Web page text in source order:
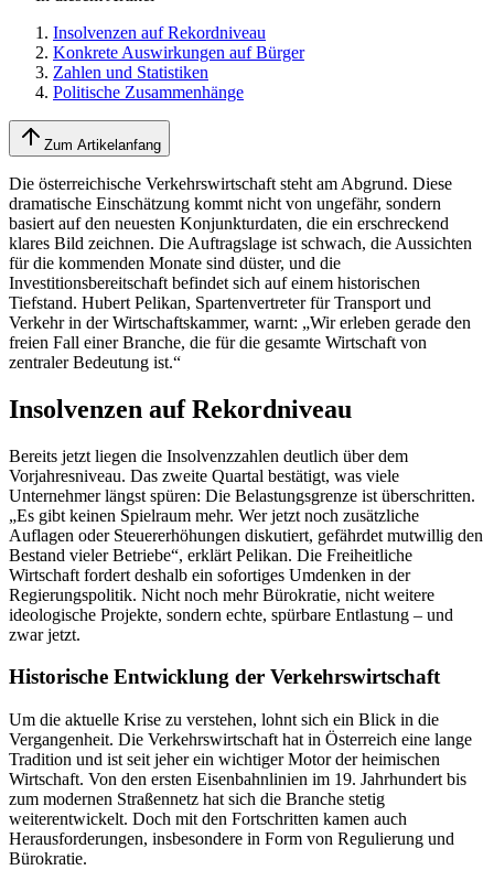
Insolvenzen auf Rekordniveau
Konkrete Auswirkungen auf Bürger
Zahlen und Statistiken
Politische Zusammenhänge
Zum Artikelanfang
Die österreichische Verkehrswirtschaft steht am Abgrund. Diese
dramatische Einschätzung kommt nicht von ungefähr, sondern
basiert auf den neuesten Konjunkturdaten, die ein erschreckend
klares Bild zeichnen. Die Auftragslage ist schwach, die Aussichten
für die kommenden Monate sind düster, und die
Investitionsbereitschaft befindet sich auf einem historischen
Tiefstand. Hubert Pelikan, Spartenvertreter für Transport und
Verkehr in der Wirtschaftskammer, warnt: „Wir erleben gerade den
freien Fall einer Branche, die für die gesamte Wirtschaft von
zentraler Bedeutung ist.“
Insolvenzen auf Rekordniveau
Bereits jetzt liegen die Insolvenzzahlen deutlich über dem
Vorjahresniveau. Das zweite Quartal bestätigt, was viele
Unternehmer längst spüren: Die Belastungsgrenze ist überschritten.
„Es gibt keinen Spielraum mehr. Wer jetzt noch zusätzliche
Auflagen oder Steuererhöhungen diskutiert, gefährdet mutwillig den
Bestand vieler Betriebe“, erklärt Pelikan. Die Freiheitliche
Wirtschaft fordert deshalb ein sofortiges Umdenken in der
Regierungspolitik. Nicht noch mehr Bürokratie, nicht weitere
ideologische Projekte, sondern echte, spürbare Entlastung – und
zwar jetzt.
Historische Entwicklung der Verkehrswirtschaft
Um die aktuelle Krise zu verstehen, lohnt sich ein Blick in die
Vergangenheit. Die Verkehrswirtschaft hat in Österreich eine lange
Tradition und ist seit jeher ein wichtiger Motor der heimischen
Wirtschaft. Von den ersten Eisenbahnlinien im 19. Jahrhundert bis
zum modernen Straßennetz hat sich die Branche stetig
weiterentwickelt. Doch mit den Fortschritten kamen auch
Herausforderungen, insbesondere in Form von Regulierung und
Bürokratie.